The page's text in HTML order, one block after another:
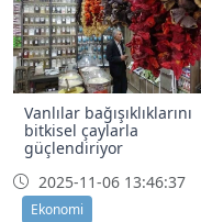
Vanlılar bağışıklıklarını
bitkisel çaylarla
güçlendiriyor
2025-11-06 13:46:37
Ekonomi